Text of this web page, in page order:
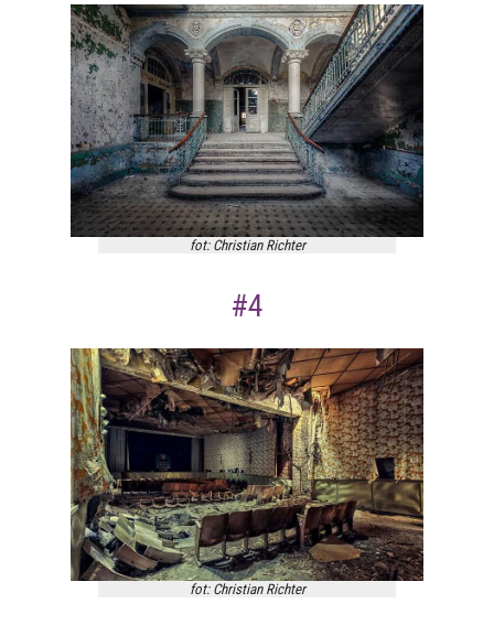
fot: Christian Richter
#4
fot: Christian Richter